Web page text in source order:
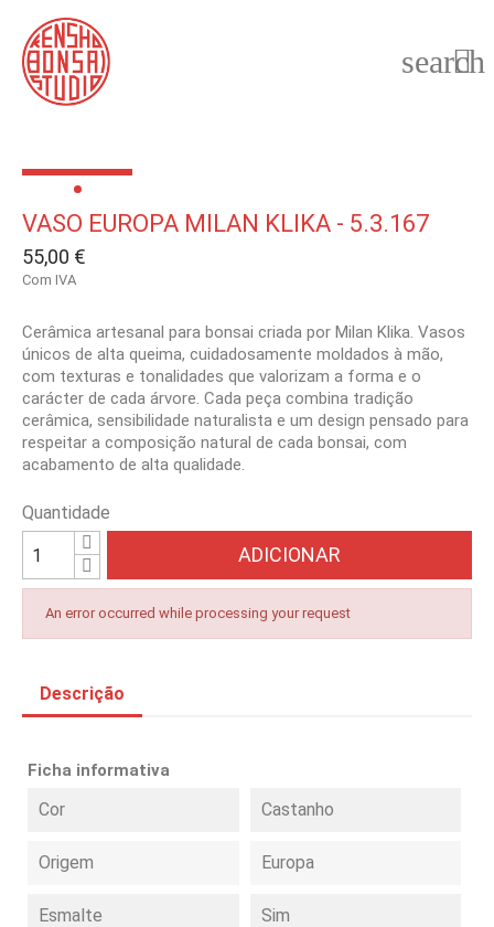

search
VASO EUROPA MILAN KLIKA - 5.3.167
55,00 €
Com IVA
Cerâmica artesanal para bonsai criada por Milan Klika. Vasos
únicos de alta queima, cuidadosamente moldados à mão,
com texturas e tonalidades que valorizam a forma e o
carácter de cada árvore. Cada peça combina tradição
cerâmica, sensibilidade naturalista e um design pensado para
respeitar a composição natural de cada bonsai, com
acabamento de alta qualidade.
Quantidade
ADICIONAR
An error occurred while processing your request
Descrição
Ficha informativa
Cor Castanho
Origem Europa
Esmalte Sim